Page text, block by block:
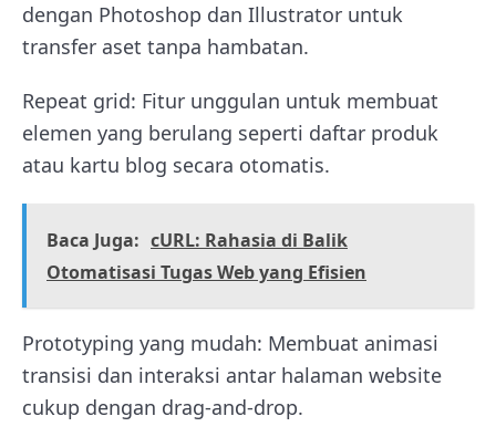
dengan Photoshop dan Illustrator untuk
transfer aset tanpa hambatan.
Repeat grid: Fitur unggulan untuk membuat
elemen yang berulang seperti daftar produk
atau kartu blog secara otomatis.
Baca Juga: cURL: Rahasia di Balik
Otomatisasi Tugas Web yang Efisien
Prototyping yang mudah: Membuat animasi
transisi dan interaksi antar halaman website
cukup dengan drag-and-drop.